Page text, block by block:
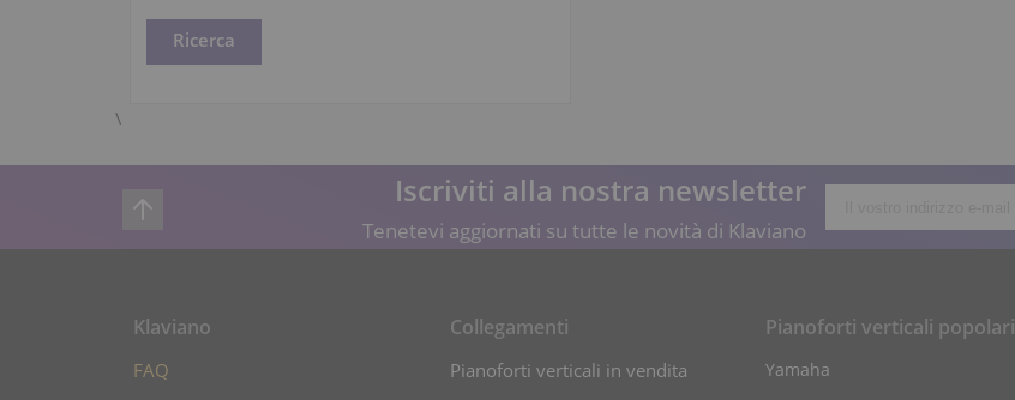
\
Iscriviti alla nostra newsletter
Tenetevi aggiornati su tutte le novità di Klaviano
Klaviano
FAQ
Collegamenti
Pianoforti verticali in vendita
Pianoforti verticali popolari
Yamaha